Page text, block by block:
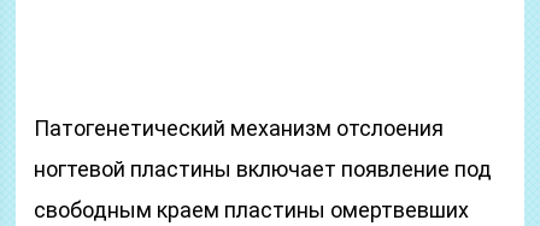
Патогенетический механизм отслоения
ногтевой пластины включает появление под
свободным краем пластины омертвевших